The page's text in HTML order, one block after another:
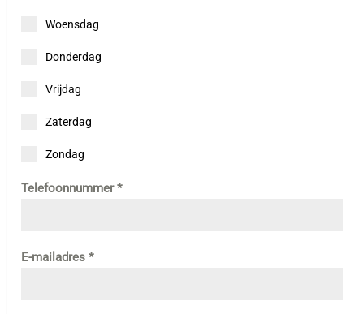
Woensdag
Donderdag
Vrijdag
Zaterdag
Zondag
Telefoonnummer*
E-mailadres*